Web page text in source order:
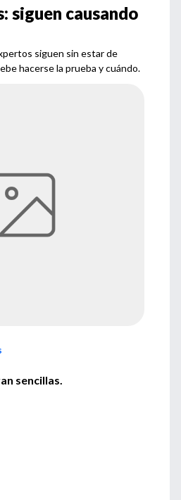
siguen causando
siguen sin estar de
hacerse la prueba y cuándo.
sencillas.